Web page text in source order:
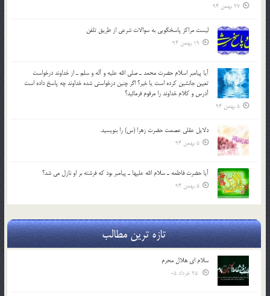
27 بهمن 94
لیست مراکز پاسخگویی به سوالات شرعی از طریق تلفن
19 بهمن 94
آيا پيامبر اسلام حضرت محمد ـ صلي الله عليه و آله و سلم ـ از خداوند درخواست
تعيين جانشين کرده است يا خير؟ اگر چنين درخواستي شده خداوند چه پاسخ داده است
آدرس و کلام خداوند را مرقوم فرمائيد؟
5 بهمن 94
دلايل عقلي عصمت حضرت زهرا (س) را بنويسيد.
5 بهمن 94
آيا حضرت فاطمه ـ سلام الله عليها ـ پيامبر بود كه فرشته بر او نازل مي شد؟
5 بهمن 94
تازه ترین مطالب
سلام ای هلال محرم